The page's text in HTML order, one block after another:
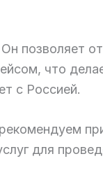
Он позволяет
что
с Россией.
для